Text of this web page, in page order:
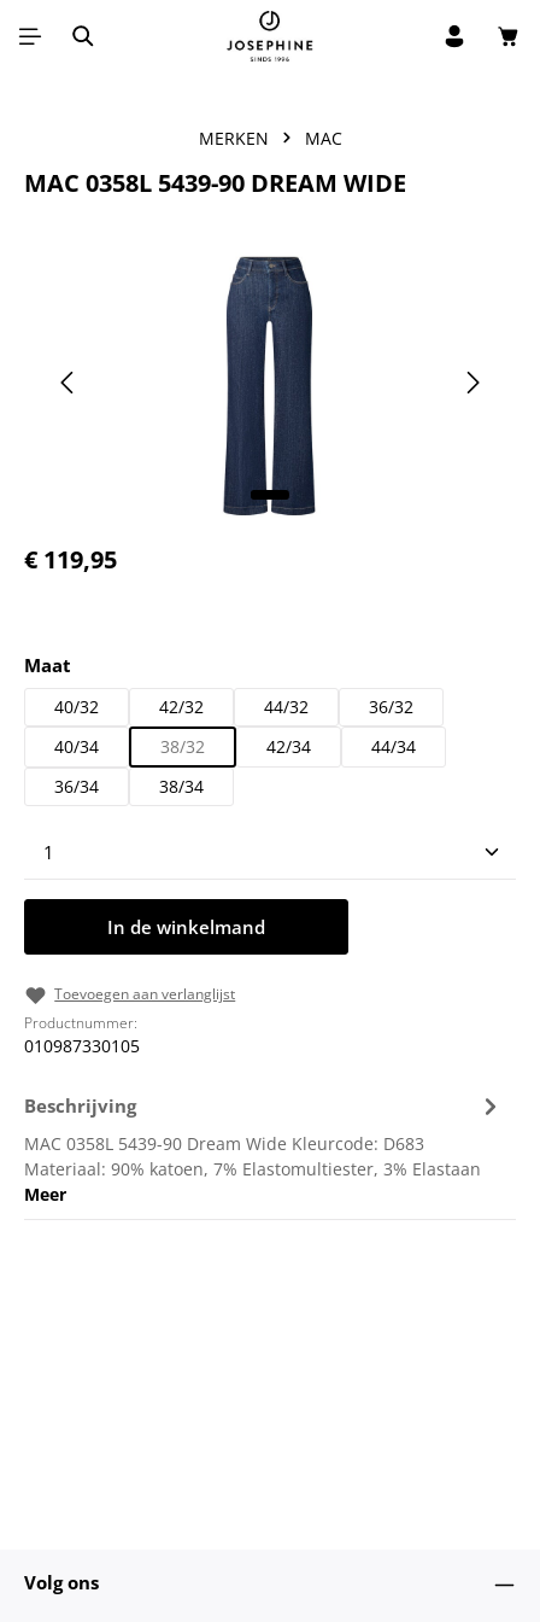
Ga naar de hoofdinhoud
MERKEN MAC
MAC 0358L 5439-90 DREAM WIDE
Afbeeldingengalerij overslaan
Normale prijs:
€ 119,95
Selecteer
Maat
40/32 42/32 44/32
36/32
40/34
38/32 42/34
44/34
36/34
38/34
Producthoeveelheid: Voer de gewenste
In de winkelmand
Toevoegen aan verlanglijst
Productnummer:
010987330105
Beschrijving
MAC 0358L 5439-90 Dream Wide Kleurcode: D683
Materiaal: 90% katoen, 7% Elastomultiester, 3% Elastaan
Meer
Volg ons